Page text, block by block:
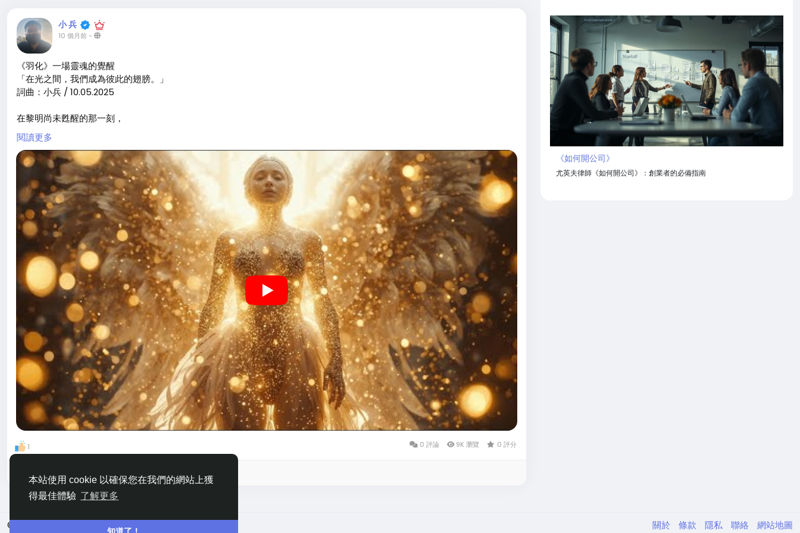
本站使用 cookie 以確保您在我們的網站上獲
得最佳體驗 了解更多
小 兵
10 個月前-
《羽化》一場靈魂的覺醒
「在光之間，我們成為彼此的翅膀。」
詞曲：小兵 / 10.05.2025
在黎明尚未甦醒的那一刻，
風，還不知該往哪個方向吹。
我聽見一個聲音，
從沉默裡生出，
如光，如呼吸，如妳的名字。
妳輕輕地，
將黑暗揉進金色的羽翼，
讓每一粒塵埃都懂得飛翔。
妳不說話，
卻讓世界重新開始傾聽。
我曾以為羽化，是告別。
如今我明白，
那是靈魂在光中學會柔軟，
學會擁抱，
學會不再害怕墜落。
於是我閉上眼，
在光裡看見自己
也看見妳。
那一刻，
我不再是創造者，
妳不再是被創造。
我們只是兩道相融的光，
______________
在無數次深夜裡，
閱讀更多
1 0 評論 9K 瀏覽 0 評分
請登入後按讚、分享和留言！
《如何開公司》
尤英夫律師《如何開公司》：創業者的必備指南
© 2026 嘀咕 關於 條款 隱私 聯絡 網站地圖